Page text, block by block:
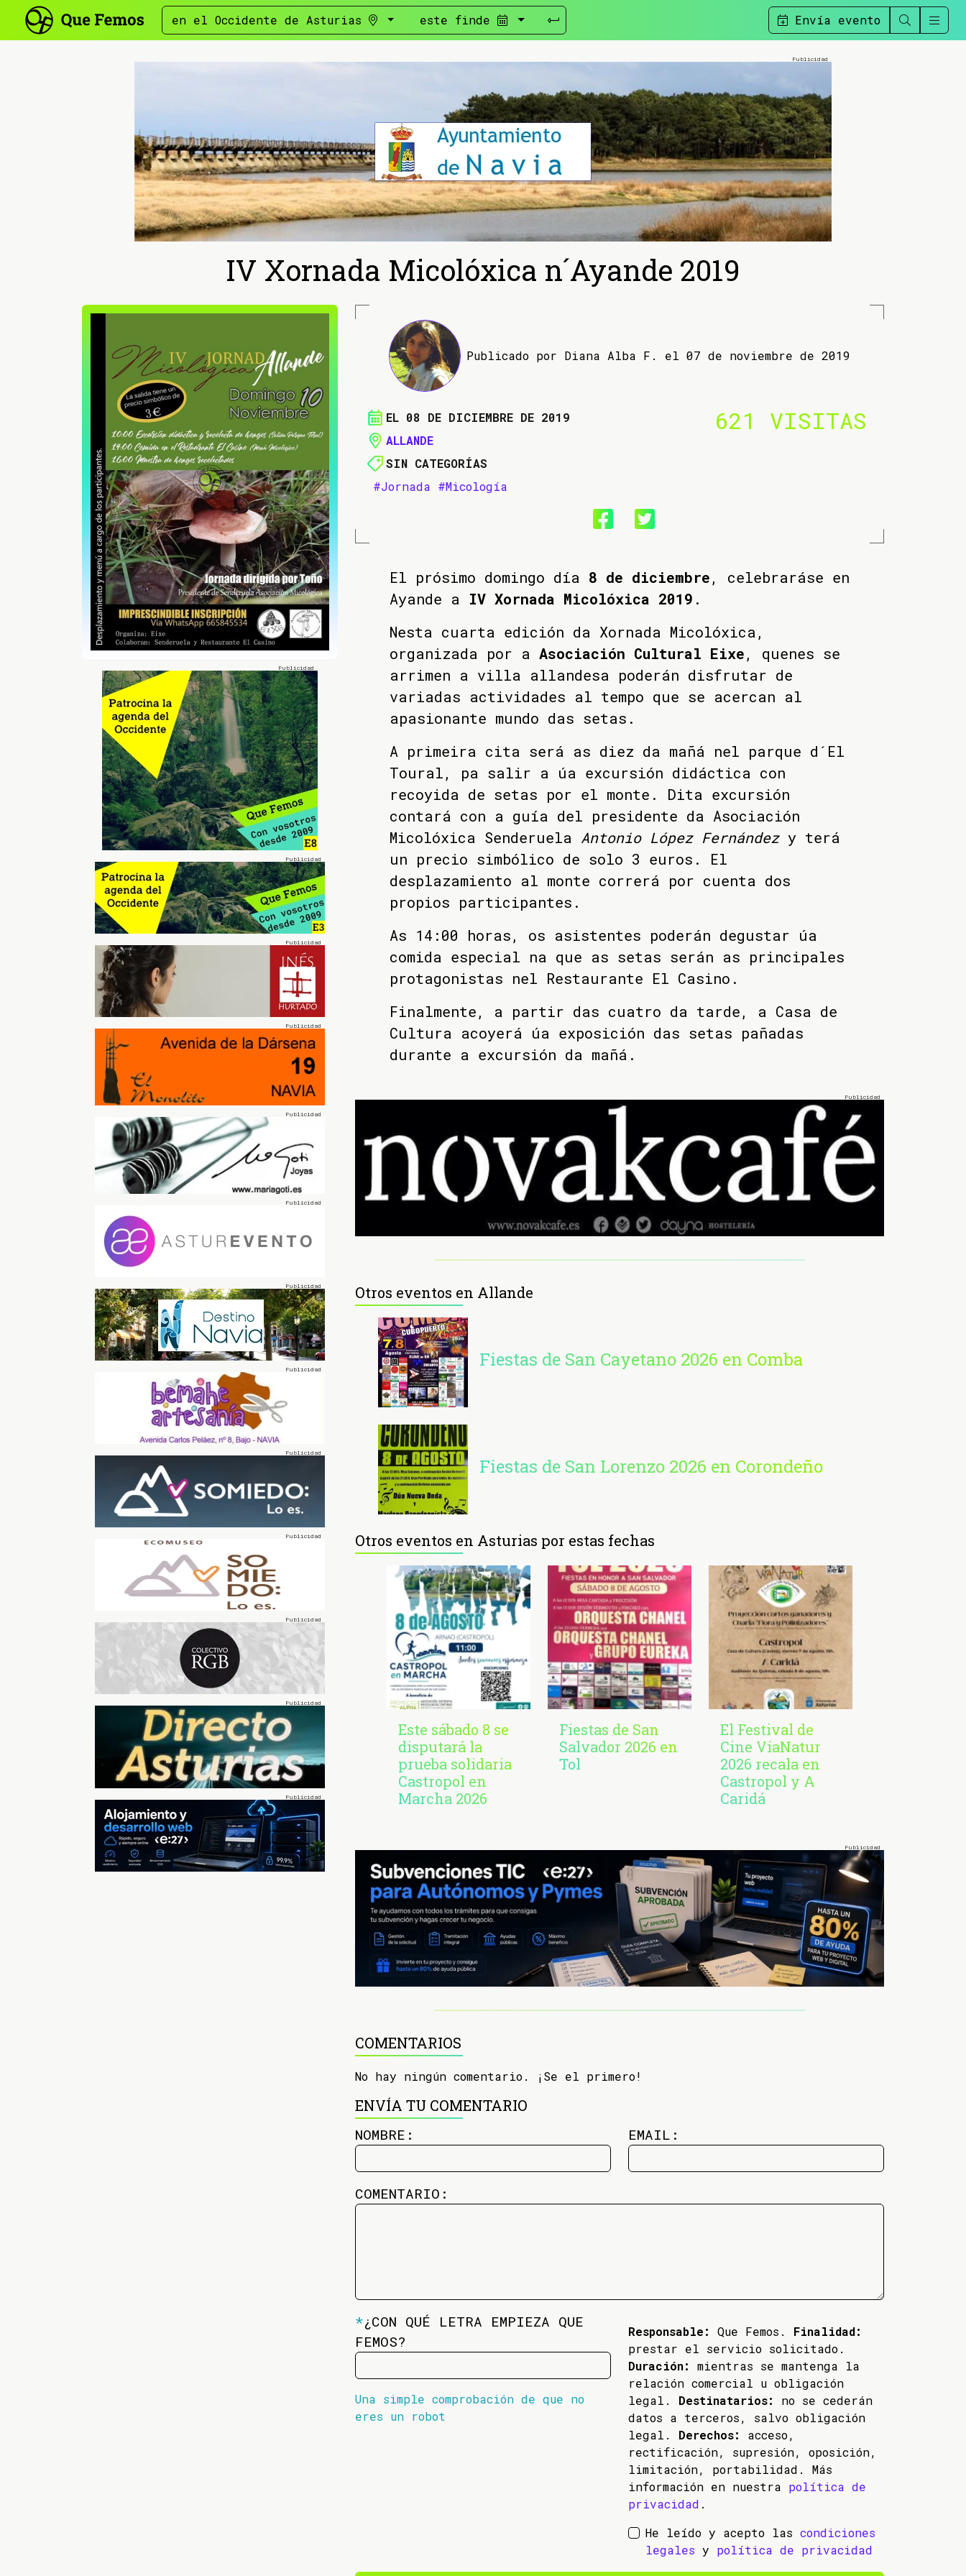
en el Occidente de Asturias este finde Envía evento
IV Xornada Micolóxica n´Ayande 2019
Publicado por Diana Alba F. el 07 de noviembre de 2019
EL 08 DE DICIEMBRE DE 2019
ALLANDE
SIN CATEGORÍAS
#Jornada #Micología
621 VISITAS
El prósimo domingo día 8 de diciembre, celebraráse en
Ayande a IV Xornada Micolóxica 2019 .
Nesta cuarta edición da Xornada Micolóxica,
organizada por a Asociación Cultural Eixe, quenes se
arrimen a villa allandesa poderán disfrutar de
variadas actividades al tempo que se acercan al
apasionante mundo das setas.
A primeira cita será as diez da mañá nel parque d´El
Toural, pa salir a úa excursión didáctica con
recoyida de setas por el monte. Dita excursión
contará con a guía del presidente da Asociación
Micolóxica Senderuela Antonio López Fernándezy terá
un precio simbólico de solo 3 euros. El
desplazamiento al monte correrá por cuenta dos
propios participantes.
As 14:00 horas, os asistentes poderán degustar úa
comida especial na que as setas serán as principales
protagonistas nel Restaurante El Casino.
Finalmente, a partir das cuatro da tarde, a Casa de
Cultura acoyerá úa exposición das setas pañadas
durante a excursión da mañá.
Otros eventos en Allande
Fiestas de San Cayetano 2026 en Comba
Fiestas de San Lorenzo 2026 en Corondeño
Otros eventos en Asturias por estas fechas
Este sábado 8 se
disputará la
prueba solidaria
Castropol en
Marcha 2026
Fiestas de San
Salvador 2026 en
Tol
El Festival de
Cine VíaNatur
2026 recala en
Castropol y A
Caridá
COMENTARIOS
No hay ningún comentario. ¡Se el primero!
ENVÍA TU COMENTARIO
NOMBRE: EMAIL:
COMENTARIO:
*¿CON QUÉ LETRA EMPIEZA QUE
FEMOS?
Una simple comprobación de que no
eres un robot
Responsable: Que Femos. Finalidad:
prestar el servicio solicitado.
Duración:
mientras se mantenga la
relación comercial u obligación
legal. Destinatarios:
no se cederán
datos a terceros, salvo obligación
legal. Derechos:
acceso,
rectificación, supresión, oposición,
limitación, portabilidad. Más
información en nuestra política de
privacidad .
He leído y acepto las condiciones
legales y política de privacidad